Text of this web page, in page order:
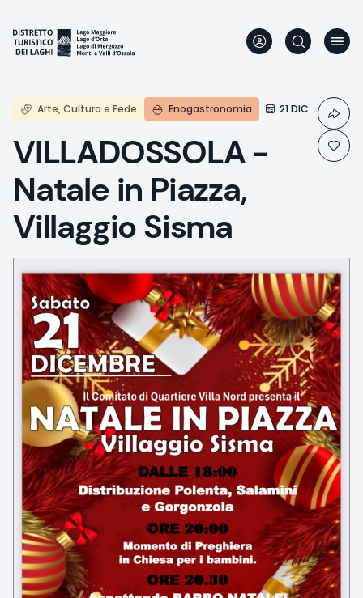
main
content
Arte, Cultura e Fede Enogastronomia 21 DIC
VILLADOSSOLA -
Natale in Piazza,
Villaggio Sisma